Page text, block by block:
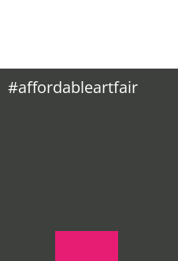
#affordableartfair